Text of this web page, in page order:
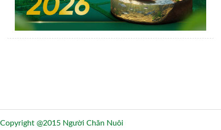
Copyright @2015 Người Chăn Nuôi